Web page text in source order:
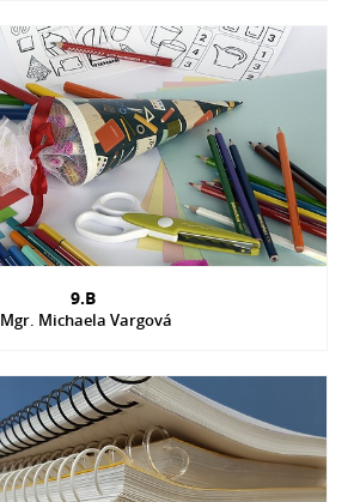
9.B
Mgr. Michaela Vargová